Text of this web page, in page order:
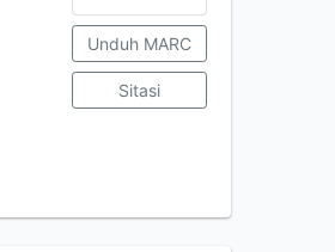
Unduh MARC
Sitasi